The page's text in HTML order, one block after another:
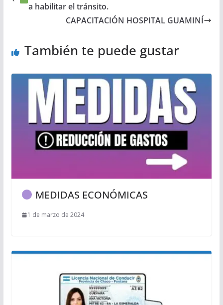
a habilitar el tránsito.
CAPACITACIÓN HOSPITAL GUAMINÍ
También te puede gustar
MEDIDAS ECONÓMICAS
1 de marzo de 2024